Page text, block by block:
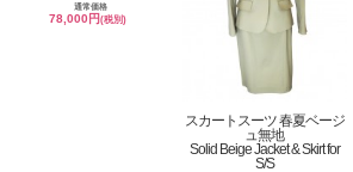
通常価格
78,000円(税別)
スカートスーツ 春夏ベージ
ュ無地
Solid Beige Jacket & Skirt for
S/S